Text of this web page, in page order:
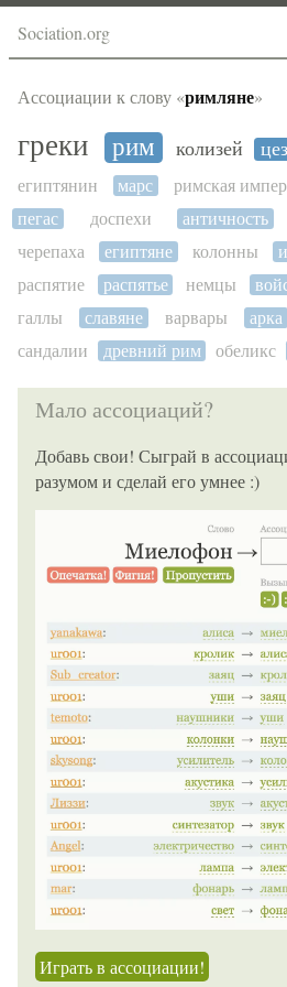
Sociation.org
Ассоциации к слову «римляне»
греки рим колизей
египтянин
марс римская
пегас
доспехи античность
черепаха
египтяне колонны
распятие
распятье немцы
галлы
славяне варвары арка
сандалии
древний рим обеликс
Мало ассоциаций?
Добавь свои! Сыграй в
разумом и сделай его умнее :)
Играть в ассоциации!